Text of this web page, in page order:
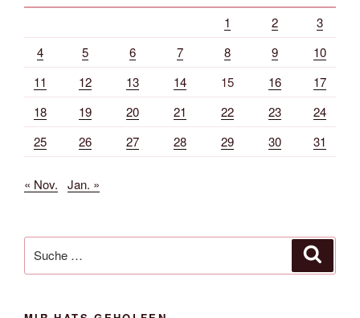
1 2
3
4
5 6 7 8 9
10
11
12 13 14 15 16
17
18
19 20 21 22 23
24
25
26 27 28 29 30 31
« Nov. Jan. »
nach: